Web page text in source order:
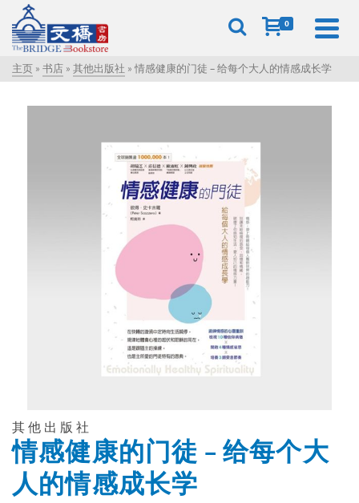
0
主页 » 书店 » 其他出版社 » 情感健康的门徒 – 给每个大人的情感成长学
其他出版社
情感健康的门徒 – 给每个大
人的情感成长学